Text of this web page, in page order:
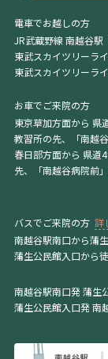
電車でお越しの方
JR武蔵野線 南越谷駅
東武スカイツリーラ
東武スカイツリーラ
お車でご来院の方
東京草加方面から
教習所の先、「南越
春日部方面から 県
先、「南越谷病院前
バスでご来院の方 詳
南越谷駅南口から蒲
蒲生公民館入口から
南越谷駅南口発 蒲生
蒲生公民館入口発 南